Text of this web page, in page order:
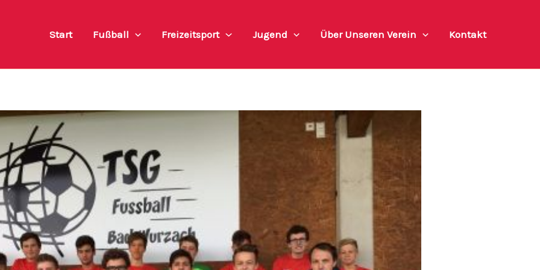
Start Fußball Freizeitsport Jugend Über Unseren Verein Kontakt